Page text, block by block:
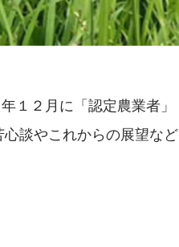
１２月に「認定農業者」
談やこれからの展望など